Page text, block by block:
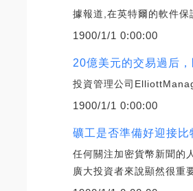
據報道,在英特爾的軟件保
1900/1/1 0:00:00
20億美元的交易過后
投資管理公司
1900/1/1 0:00:00
礦工是否準備好迎接
任何關注加密貨幣新聞的
廣大投資者來說顯然很重